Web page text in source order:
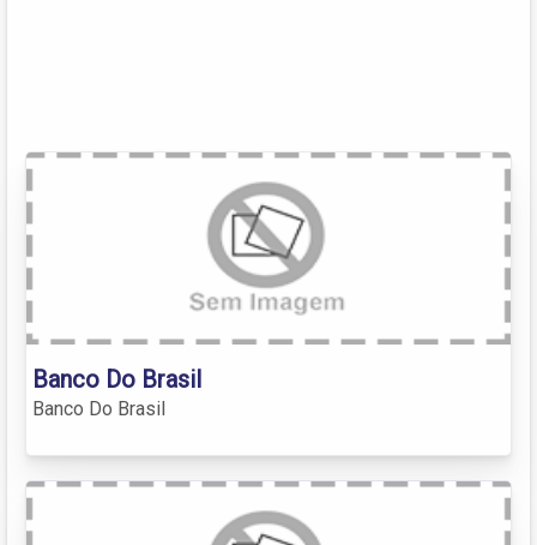
Banco Do Brasil
Banco Do Brasil